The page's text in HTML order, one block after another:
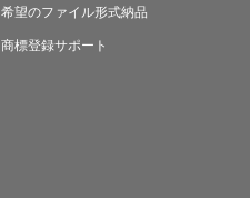
希望のファイル形式納品
商標登録サポート